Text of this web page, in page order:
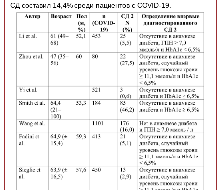
СД составил 14,4% среди пациентов с COVID-19.